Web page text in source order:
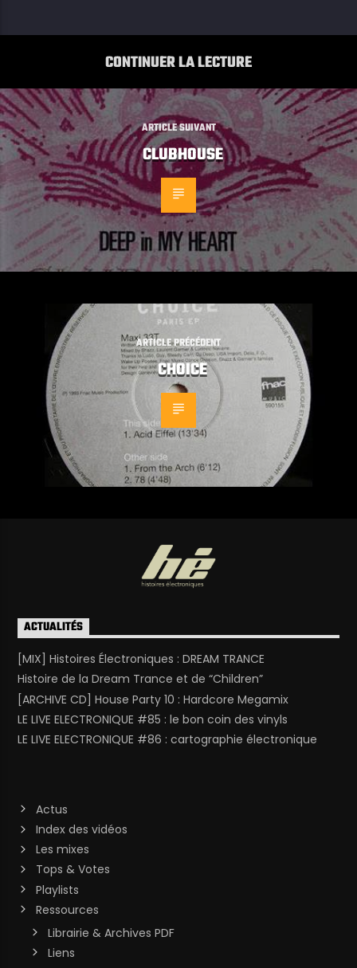
CONTINUER LA LECTURE
ARTICLE SUIVANT
CLUBHOUSE
ARTICLE PRÉCÉDENT
CHOICE
ACTUALITÉS
[MIX] Histoires Électroniques : DREAM TRANCE
Histoire de la Dream Trance et de “Children”
[ARCHIVE CD] House Party 10 : Hardcore Megamix
LE LIVE ELECTRONIQUE #85 : le bon coin des vinyls
LE LIVE ELECTRONIQUE #86 : cartographie électronique
Actus
Index des vidéos
Les mixes
Tops & Votes
Playlists
Ressources
Librairie & Archives PDF
Liens